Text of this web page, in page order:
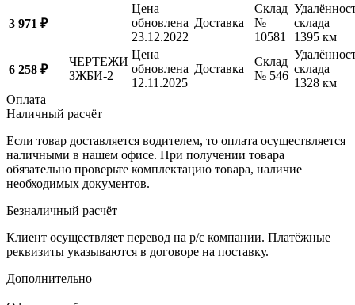
3 971 ₽
Цена
обновлена
23.12.2022
Доставка
Склад
№
10581
склада
1395 км
6 258 ₽
ЧЕРТЕЖИ
ЗЖБИ-2
Цена
обновлена
12.11.2025
Доставка
Склад
№ 546
склада
1328 км
Оплата
Наличный расчёт
Если товар доставляется водителем, то оплата осуществляется
наличными в нашем офисе. При получении товара
обязательно проверьте комплектацию товара, наличие
необходимых документов.
Безналичный расчёт
Клиент осуществляет перевод на р/с компании. Платёжные
реквизиты указываются в договоре на поставку.
Дополнительно